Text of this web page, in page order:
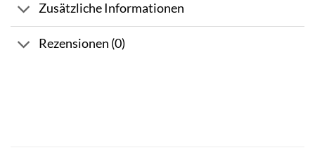
Zusätzliche Informationen
Rezensionen (0)